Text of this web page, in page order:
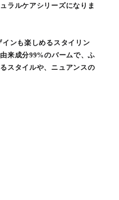
ラルケアシリーズになりま
インも楽しめるスタイリン
来成分99%のバームで、ふ
スタイルや、ニュアンスの